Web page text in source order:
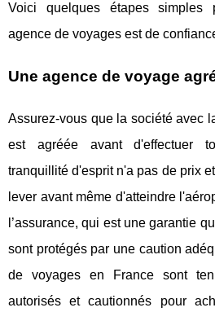
Voici quelques étapes
agence de voyages est de
Une agence de voyage
Assurez-vous que la société avec
est agréée avant d'effectuer
tranquillité d'esprit n'a pas de prix
lever avant même d'atteindre
l’assurance, qui est une garantie
sont protégés par une caution
de voyages en France sont
autorisés et cautionnés pour